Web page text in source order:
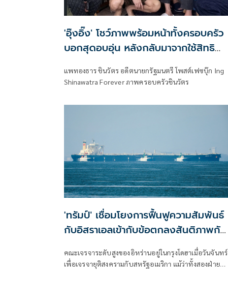
'อุ๊งอิ๊ง' โชว์ภาพพร้อมหน้าทั้งครอบครัว
บอกสุดอบอุ่น หลังกลับมาจากใช้สิทธิ
แพทองธาร ชินวัตร อดีตนายกรัฐมนตรี โพสต์เฟซบุ๊ก Ing
Shinawatra Forever ภาพครอบครัวชินวัตร
'ทรัมป์' เชื่อมโยงการฟื้นฟูความสัมพันธ์
กับอิสราเอลเข้ากับข้อตกลงสันติภาพกับ
คณะเจรจาระดับสูงของอิหร่านอยู่ในกรุงโดฮาเมื่อวันจันทร์
เพื่อเจรจายุติสงครามกับสหรัฐอเมริกา แม้ว่าทั้งสองฝ่ายจะ